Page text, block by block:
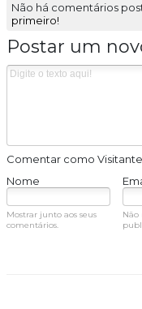
Não há comentários
primeiro!
Postar um
Comentar como
Nome
Mostrar junto aos seus
comentários.
Não